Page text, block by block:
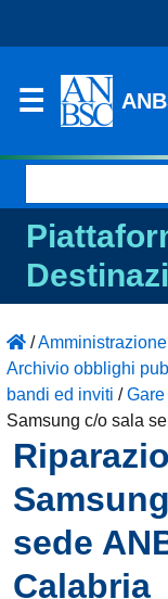
per:
/
Archivio obblighi
bandi ed inviti /
Samsung c/o sala
sede
Calabria